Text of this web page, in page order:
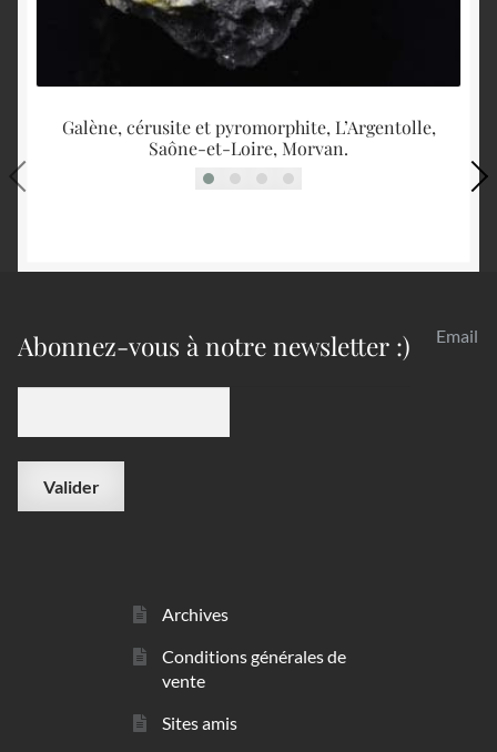
Galène, cérusite et pyromorphite, L’Argentolle,
Saône-et-Loire, Morvan.
Abonnez-vous à notre newsletter :) Email
Archives
Conditions générales de
vente
Sites amis